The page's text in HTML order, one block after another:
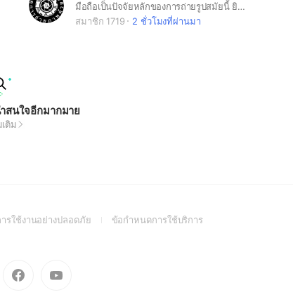
มือถือเป็นปัจจัยหลักของการถ่ายรูปสมัยนี้ ยินดีต้อนรับเพื่อนที่ชอบถ่ายรูป มาเรียนรู้เทคนิคการถ่ายรูปจากมือถือกันมาส่งรูปที่ถ่ายจากมือถือพูดคุยเรื่องรูปอยากรู้เทคนิคด้านไหนส่งรูปมาถามกันได้ครับ (051061)
สมาชิก 1719
2 ชั่วโมงที่ผ่านมา
สนใจอีกมากมาย
ติม
รใช้งานอย่างปลอดภัย(Openข้อกำหนดการใช้บริการ(Open
Go
to
to